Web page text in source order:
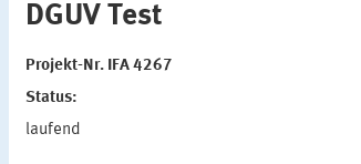
DGUV Test
Projekt-Nr. IFA 4267
Status:
laufend